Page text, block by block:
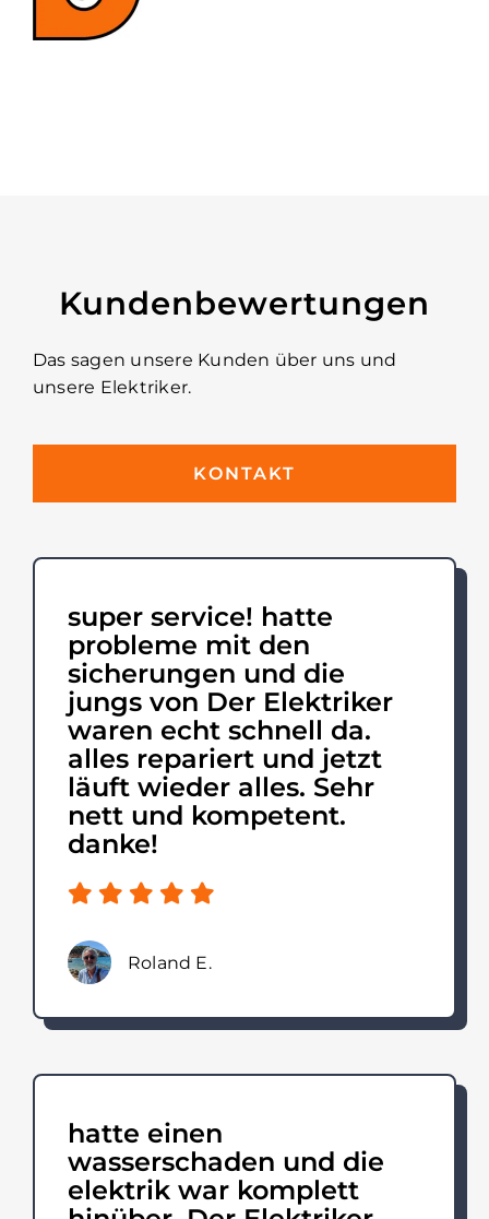
Kundenbewertungen
Das sagen unsere Kunden über uns und
unsere Elektriker.
KONTAKT
super service! hatte
probleme mit den
sicherungen und die
jungs von Der Elektriker
waren echt schnell da.
alles repariert und jetzt
läuft wieder alles. Sehr
nett und kompetent.
danke!
Roland E.
hatte einen
wasserschaden und die
elektrik war komplett